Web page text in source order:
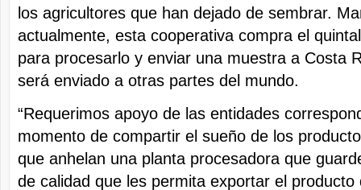
los agricultores que han dejado de sembrar.
actualmente, esta cooperativa compra el
para procesarlo y enviar una muestra a Costa
será enviado a otras partes del mundo.
“Requerimos apoyo de las entidades
momento de compartir el sueño de los
que anhelan una planta procesadora que
de calidad que les permita exportar el